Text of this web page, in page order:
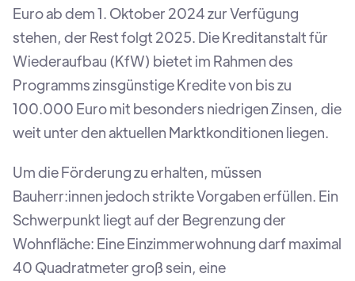
Euro ab dem 1. Oktober 2024 zur Verfügung
stehen, der Rest folgt 2025. Die Kreditanstalt für
Wiederaufbau (KfW) bietet im Rahmen des
Programms zinsgünstige Kredite von bis zu
100.000 Euro mit besonders niedrigen Zinsen, die
weit unter den aktuellen Marktkonditionen liegen.
Um die Förderung zu erhalten, müssen
Bauherr:innen jedoch strikte Vorgaben erfüllen. Ein
Schwerpunkt liegt auf der Begrenzung der
Wohnfläche: Eine Einzimmerwohnung darf maximal
40 Quadratmeter groß sein, eine